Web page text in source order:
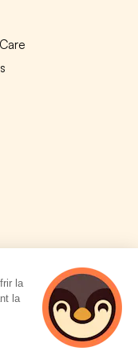
réservés.
la
la
2 personnes
consultent